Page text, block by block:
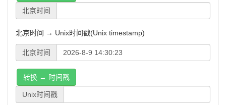
北京时间
北京时间 → Unix时间戳(Unix timestamp)
北京时间
转换 → 时间戳
Unix时间戳